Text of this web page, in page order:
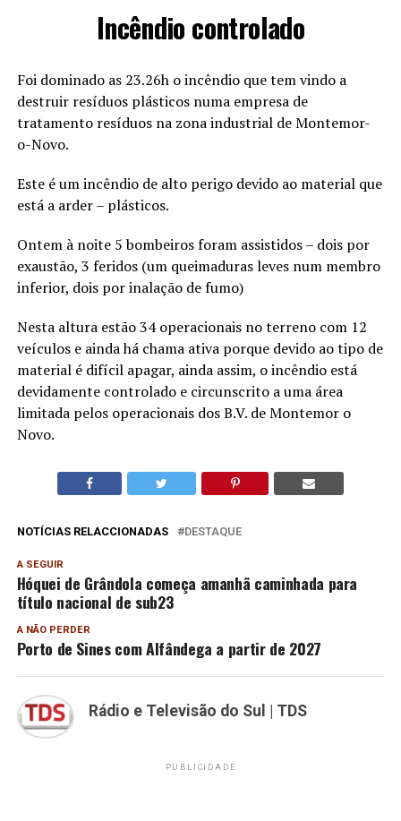
Incêndio controlado
Foi dominado as 23.26h o incêndio que tem vindo a
destruir resíduos plásticos numa empresa de
tratamento resíduos na zona industrial de Montemor-
o-Novo.
Este é um incêndio de alto perigo devido ao material que
está a arder – plásticos.
Ontem à noite 5 bombeiros foram assistidos – dois por
exaustão, 3 feridos (um queimaduras leves num membro
inferior, dois por inalação de fumo)
Nesta altura estão 34 operacionais no terreno com 12
veículos e ainda há chama ativa porque devido ao tipo de
material é difícil apagar, ainda assim, o incêndio está
devidamente controlado e circunscrito a uma área
limitada pelos operacionais dos B.V. de Montemor o
Novo.
NOTÍCIAS RELACCIONADAS DESTAQUE
A SEGUIR
Hóquei de Grândola começa amanhã caminhada para
título nacional de sub23
A NÃO PERDER
Porto de Sines com Alfândega a partir de 2027
Rádio e Televisão do Sul | TDS
PUBLICIDADE